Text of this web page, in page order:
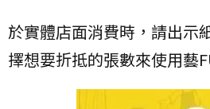
於實體店面消費時，請出示
擇想要折抵的張數來使用藝